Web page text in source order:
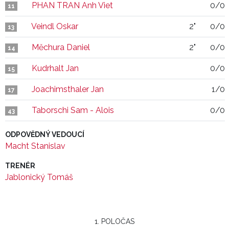
11 PHAN TRAN Anh Viet 0/0
13 Veindl Oskar 2" 0/0
14 Měchura Daniel 2" 0/0
15 Kudrhalt Jan 0/0
17 Joachimsthaler Jan 1/0
43 Taborschi Sam - Alois 0/0
ODPOVĚDNÝ VEDOUCÍ
Macht Stanislav
TRENÉR
Jablonický Tomáš
1. POLOČAS